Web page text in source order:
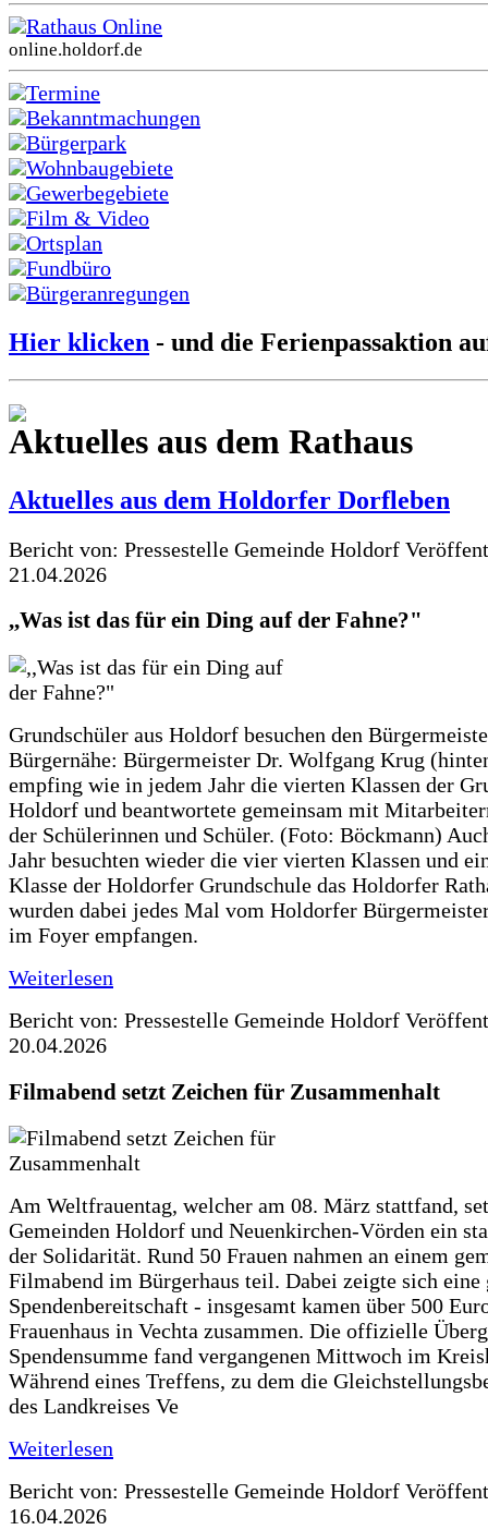
Rathaus Online
online.holdorf.de
Termine
Bekanntmachungen
Bürgerpark
Wohnbaugebiete
Gewerbegebiete
Film & Video
Ortsplan
Fundbüro
Bürgeranregungen
Hier klicken - und die Ferienpassaktion
Aktuelles aus dem Rathaus
Aktuelles aus dem Holdorfer Dorfleben
Bericht von: Pressestelle Gemeinde Holdorf
21.04.2026
,,Was ist das für ein Ding auf der Fahne?"
Grundschüler aus Holdorf besuchen den
Bürgernähe: Bürgermeister Dr. Wolfgang Krug
empfing wie in jedem Jahr die vierten Klassen der
Holdorf und beantwortete gemeinsam mit
der Schülerinnen und Schüler. (Foto: Böckmann)
Jahr besuchten wieder die vier vierten Klassen und
Klasse der Holdorfer Grundschule das Holdorfer
wurden dabei jedes Mal vom Holdorfer
im Foyer empfangen.
Weiterlesen
Bericht von: Pressestelle Gemeinde Holdorf
20.04.2026
Filmabend setzt Zeichen für Zusammenhalt
Am Weltfrauentag, welcher am 08. März stattfand,
Gemeinden Holdorf und Neuenkirchen-Vörden ein
der Solidarität. Rund 50 Frauen nahmen an einem
Filmabend im Bürgerhaus teil. Dabei zeigte sich eine
Spendenbereitschaft - insgesamt kamen über 500
Frauenhaus in Vechta zusammen. Die offizielle
Spendensumme fand vergangenen Mittwoch im
Während eines Treffens, zu dem die
des Landkreises Ve
Weiterlesen
Bericht von: Pressestelle Gemeinde Holdorf
16.04.2026